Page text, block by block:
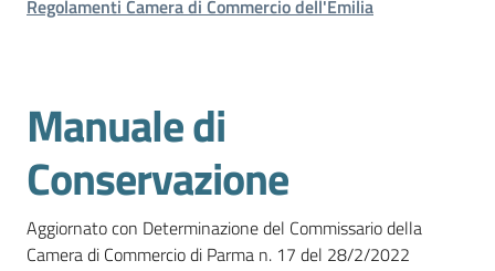
Gestire
l'impresa
Regolamenti Camera di Commercio dell'Emilia
Manuale di
Conservazione
Aggiornato con Determinazione del Commissario della
Camera di Commercio di Parma n. 17 del 28/2/2022